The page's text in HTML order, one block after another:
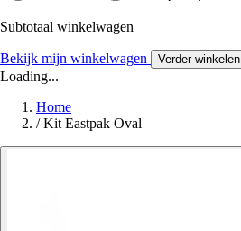
Subtotaal winkelwagen
Bekijk mijn winkelwagen Verder winkelen
Loading...
Home
/ Kit Eastpak Oval